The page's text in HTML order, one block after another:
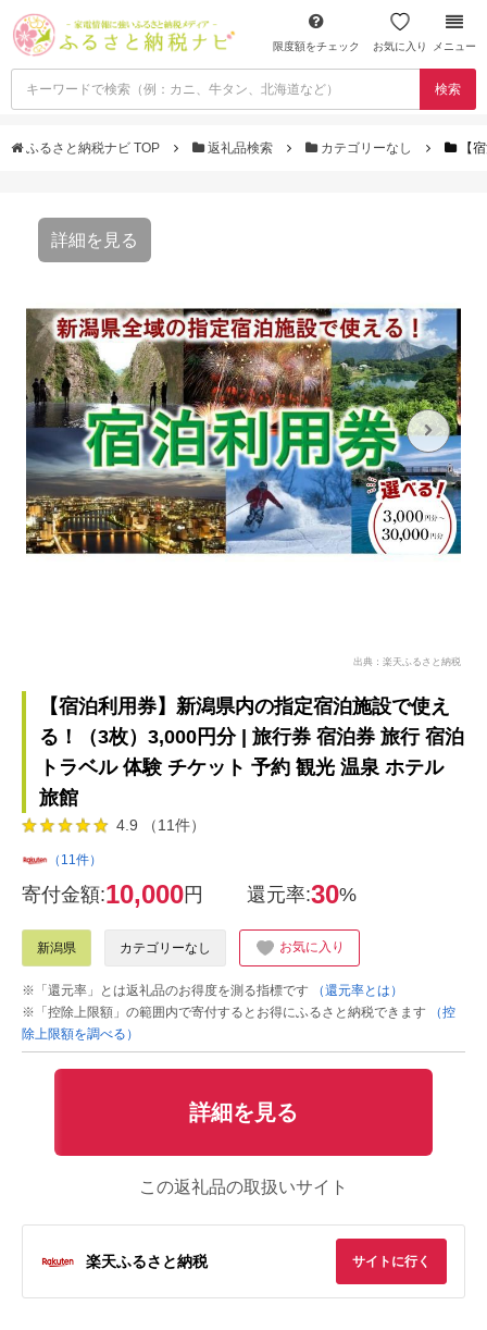
限度額をチェック お気に入り メニュー
検索
ふるさと納税ナビ TOP 返礼品検索 カテゴリーなし 【
詳細を見る
出典：楽天ふるさと納税
【宿泊利用券】新潟県内の指定宿泊施設で使え
る！（3枚）3,000円分 | 旅行券 宿泊券 旅行 宿泊
トラベル 体験 チケット 予約 観光 温泉 ホテル
旅館
4.9 （11件）
（11件）
寄付金額:10,000円 還元率:30%
新潟県 カテゴリーなし お気に入り
※「還元率」とは返礼品のお得度を測る指標です
（還元率とは）
※「控除上限額」の範囲内で寄付するとお得にふるさと納税できます
（控
除上限額を調べる）
詳細を見る
この返礼品の取扱いサイト
楽天ふるさと納税 サイトに行く